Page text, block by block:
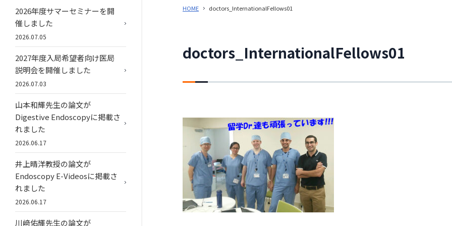
HOME doctors_InternationalFellows01
doctors_InternationalFellows01
2026年度サマーセミナーを開
催しました
2026.07.05
2027年度入局希望者向け医局
説明会を開催しました
2026.07.03
山本和輝先生の論文が
Digestive Endoscopyに掲載さ
れました
2026.06.17
井上晴洋教授の論文が
Endoscopy E-Videosに掲載さ
れました
2026.06.17
川﨑佑輝先生の論文が